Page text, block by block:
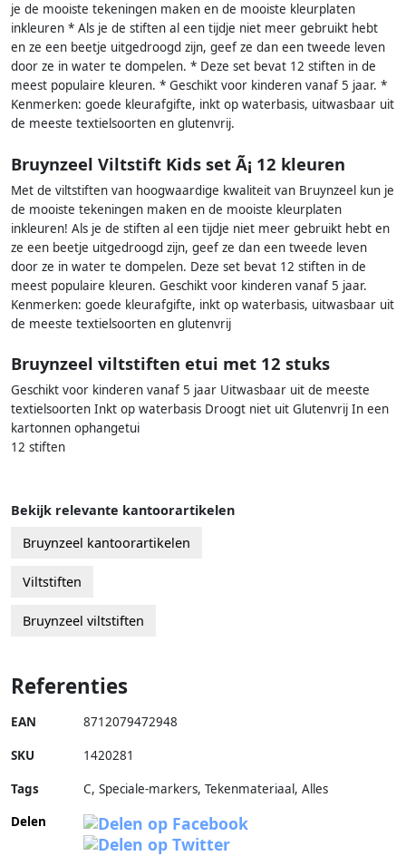
je de mooiste tekeningen maken en de mooiste kleurplaten
inkleuren * Als je de stiften al een tijdje niet meer gebruikt hebt
en ze een beetje uitgedroogd zijn, geef ze dan een tweede leven
door ze in water te dompelen. * Deze set bevat 12 stiften in de
meest populaire kleuren. * Geschikt voor kinderen vanaf 5 jaar. *
Kenmerken: goede kleurafgifte, inkt op waterbasis, uitwasbaar uit
de meeste textielsoorten en glutenvrij.
Bruynzeel Viltstift Kids set Ã¡ 12 kleuren
Met de viltstiften van hoogwaardige kwaliteit van Bruynzeel kun je
de mooiste tekeningen maken en de mooiste kleurplaten
inkleuren! Als je de stiften al een tijdje niet meer gebruikt hebt en
ze een beetje uitgedroogd zijn, geef ze dan een tweede leven
door ze in water te dompelen. Deze set bevat 12 stiften in de
meest populaire kleuren. Geschikt voor kinderen vanaf 5 jaar.
Kenmerken: goede kleurafgifte, inkt op waterbasis, uitwasbaar uit
de meeste textielsoorten en glutenvrij
Bruynzeel viltstiften etui met 12 stuks
Geschikt voor kinderen vanaf 5 jaar Uitwasbaar uit de meeste
textielsoorten Inkt op waterbasis Droogt niet uit Glutenvrij In een
kartonnen ophangetui
12 stiften
Bekijk relevante kantoorartikelen
Bruynzeel kantoorartikelen
Viltstiften
Bruynzeel viltstiften
Referenties
EAN 8712079472948
SKU 1420281
Tags
C, Speciale-markers, Tekenmateriaal, Alles
Delen